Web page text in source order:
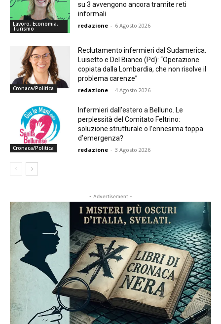
Lavoro, Economia,
Turismo
su 3 avvengono ancora tramite reti
informali
redazione - 6 Agosto 2026
Cronaca/Politica
Reclutamento infermieri dal Sudamerica.
Luisetto e Del Bianco (Pd): “Operazione
copiata dalla Lombardia, che non risolve il
problema carenze”
redazione - 4 Agosto 2026
Cronaca/Politica
Infermieri dall’estero a Belluno. Le
perplessità del Comitato Feltrino:
soluzione strutturale o l’ennesima toppa
d’emergenza?
redazione - 3 Agosto 2026
- Advertisement -